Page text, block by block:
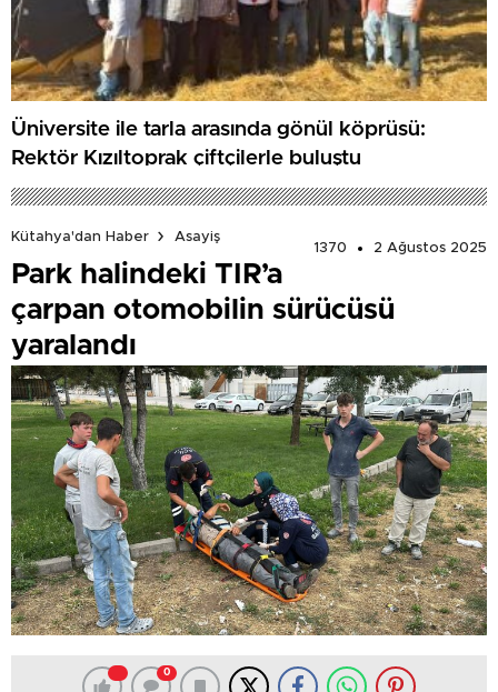
Üniversite ile tarla arasında gönül köprüsü:
Rektör Kızıltoprak çiftçilerle buluştu
Kütahya'dan Haber
Asayiş
1370
2 Ağustos 2025
Park halindeki TIR’a
çarpan otomobilin sürücüsü
yaralandı
0